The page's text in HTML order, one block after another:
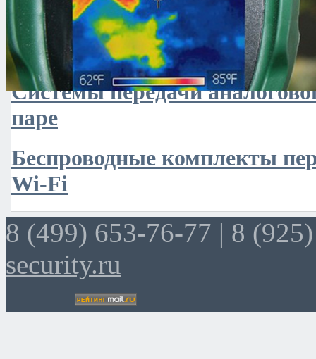
Системы передачи
Системы передачи
паре
Беспроводные комплекты
Wi-Fi
8 (499) 653-76-77 | 8
security.ru